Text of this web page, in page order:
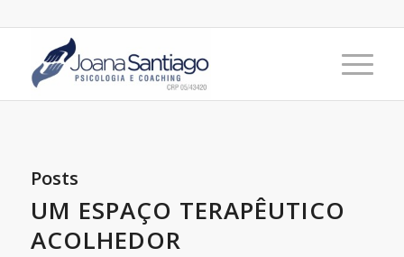
Posts
UM ESPAÇO TERAPÊUTICO
ACOLHEDOR